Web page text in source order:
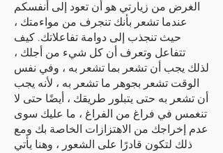
الغرض من زيارتي هو أن تعود إلى أنفسكم
عندما تشعر بأنك تنجرف من مواءمتك ،
حيث تنجذب إلى دوامة تفاعلاتك. كيف
تتفاعل وتعرف أن كل شيء من أجلك ،
لذلك يجب أن تشعر بما تشعر به ، وفي نفس
الوقت تشعر بجوهر ما تشعر به ، لأنه يجب
أن تشعر به حتى يتبلور طريقك ، أيضًا حتى لا
تنغمس في فراغ من الفراغ ، ما عليك سوى
عدم إخراجك من الاهتزازات الخاصة بك ومع
ذلك لتكون قادرًا على الشعور ، وهنا يأتي